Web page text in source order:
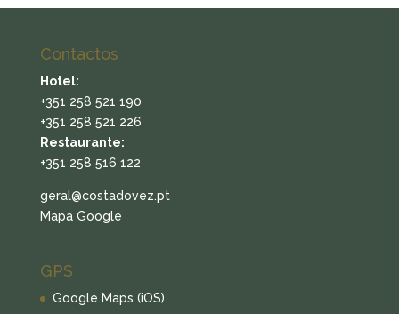
Contactos
Hotel:
+351 258 521 190
+351 258 521 226
Restaurante:
+351 258 516 122
geral@costadovez.pt
Mapa Google
GPS
Google Maps (iOS)